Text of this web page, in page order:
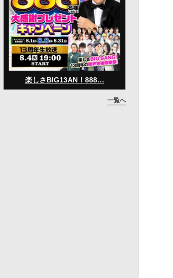
楽しさBIG13AN！888…
一覧へ